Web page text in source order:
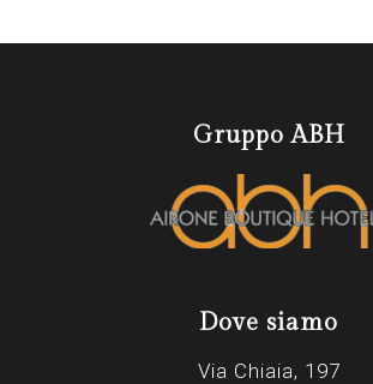
Gruppo ABH
Dove siamo
Via Chiaia, 197